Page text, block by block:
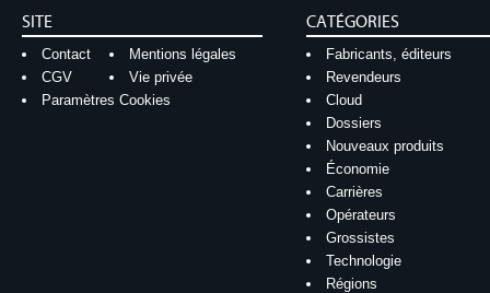
SITE
Contact
Mentions légales
CGV
Vie privée
Paramètres Cookies
CATÉGORIES
Fabricants, éditeurs
Revendeurs
Cloud
Dossiers
Nouveaux produits
Économie
Carrières
Opérateurs
Grossistes
Technologie
Régions